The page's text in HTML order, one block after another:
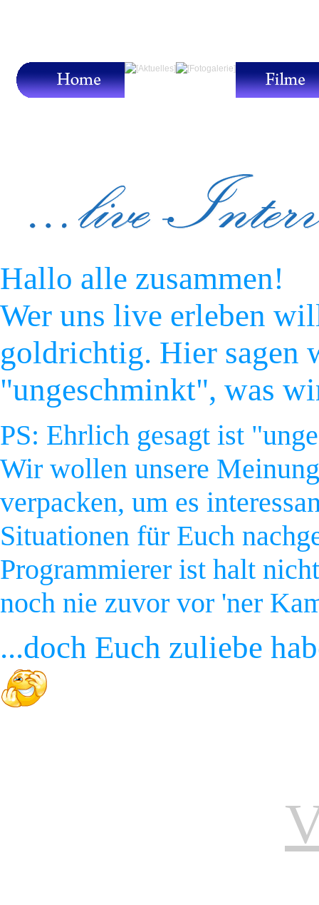
Hallo alle zusammen!
Wer uns live erleben
goldrichtig. Hier sagen
"ungeschminkt", was
PS: Ehrlich gesagt ist
Wir wollen unsere
verpacken, um es
Situationen für Euch
Programmierer ist halt
noch nie zuvor vor 'ner
...doch Euch zuliebe